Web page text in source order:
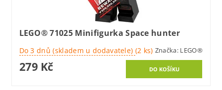
LEGO® 71025 Minifigurka Space hunter
Do 3 dnů (skladem u dodavatele) (2 ks) Značka: LEGO®
279 Kč